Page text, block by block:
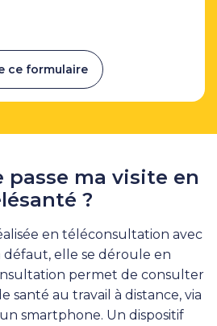
ce formulaire
passe ma visite en
?
en téléconsultation avec
défaut, elle se déroule en
permet de consulter
santé au travail à distance, via
smartphone. Un dispositif